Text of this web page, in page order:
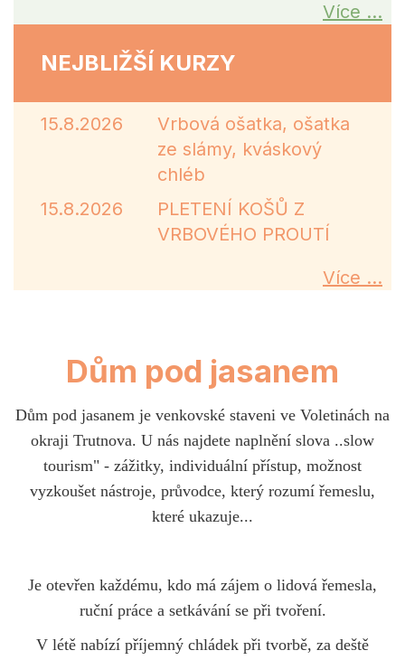
Více ...
NEJBLIŽŠÍ KURZY
15.8.2026
Vrbová ošatka, ošatka
ze slámy, kváskový
chléb
15.8.2026
PLETENÍ KOŠŮ Z
VRBOVÉHO PROUTÍ
Více ...
Dům pod jasanem
Dům pod jasanem je venkovské staveni ve Voletinách na
okraji Trutnova. U nás najdete naplnění slova ..slow
tourism" - zážitky, individuální přístup, možnost
vyzkoušet nástroje, průvodce, který rozumí řemeslu,
které ukazuje...
Je otevřen každému, kdo má zájem o lidová řemesla,
ruční práce a setkávání se při tvoření.
V létě nabízí příjemný chládek při tvorbě, za deště